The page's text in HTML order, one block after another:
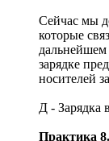
Сейчас мы
которые
дальнейшем
зарядке
носителей
Д - Зарядка
Практика